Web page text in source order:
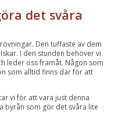
det svåra
Den tuffaste av dem
I den stunden behöver vi
leder oss framåt. Någon som
som alltid finns där för att
vi för att vara just denna
byrån som gör det svåra lite